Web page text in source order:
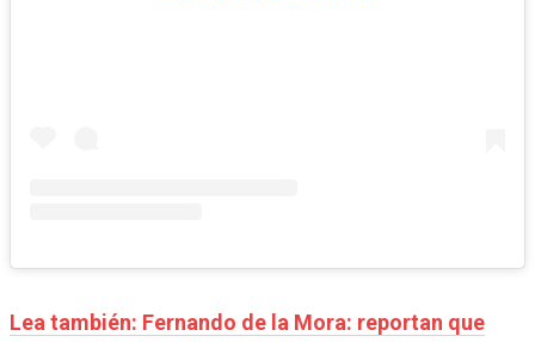
Lea también: Fernando de la Mora: reportan que